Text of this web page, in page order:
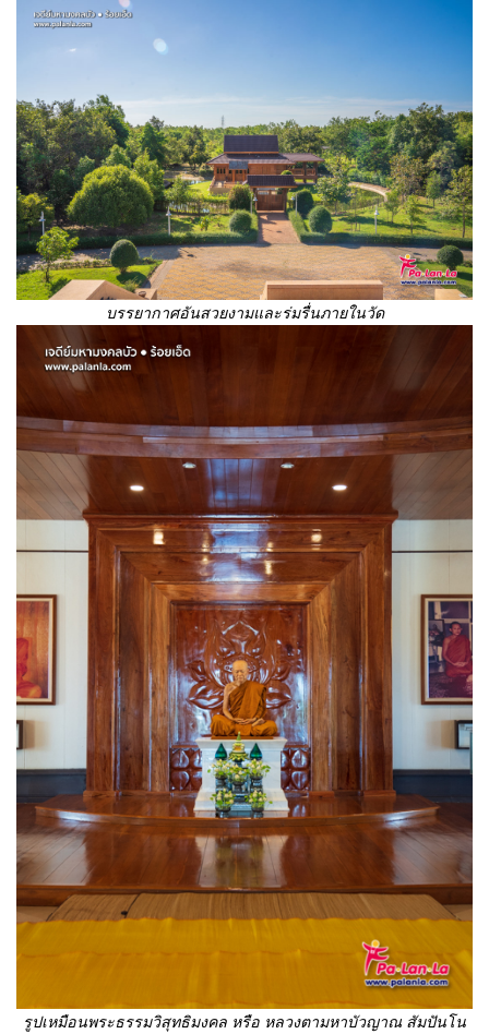
บรรยากาศอันสวยงามและร่มรื่นภายในวัด
รูปเหมือนพระธรรมวิสุทธิมงคล หรือ หลวงตามหาบัวญาณ สัมปันโน